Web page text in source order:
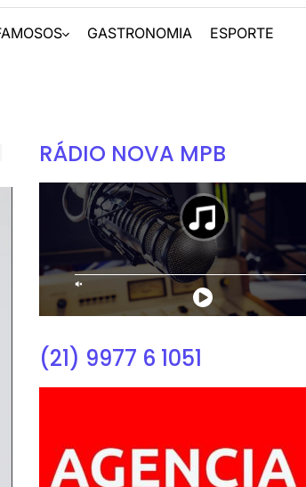
GASTRONOMIA ESPORTE
RÁDIO NOVA MPB
(21) 9977 6 1051